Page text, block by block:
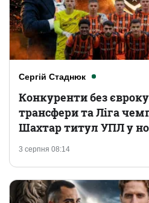
Сергій Стаднюк
3 серпня 08:14
Конкуренти без
трансфери та Ліга
Шахтар титул УПЛ у